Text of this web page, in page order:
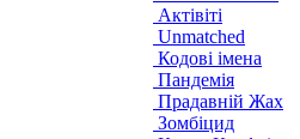
Актівіті
Unmatched
Кодові імена
Пандемія
Прадавній Жах
Зомбіцид